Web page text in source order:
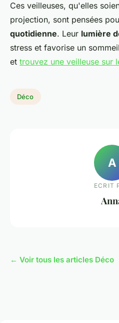
Ces veilleuses, qu'elles
projection, sont pensées
quotidienne. Leur lumière
stress et favorise un
et trouvez une veilleuse sur
Déco
A
ECRIT
← Voir tous les articles Déco